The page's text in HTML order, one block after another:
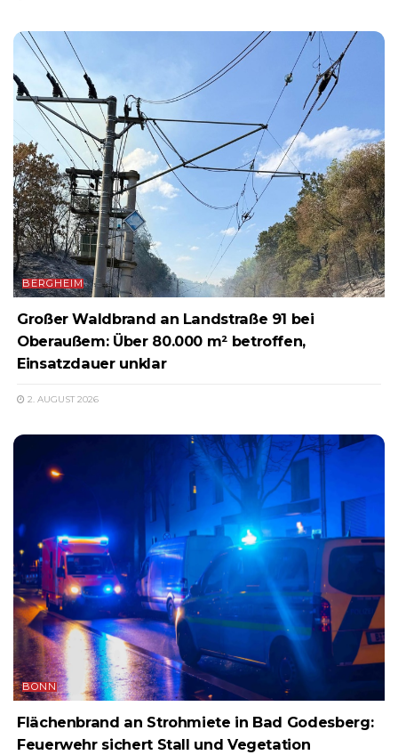
BERGHEIM
Großer Waldbrand an Landstraße 91 bei
Oberaußem: Über 80.000 m² betroffen,
Einsatzdauer unklar
2. AUGUST 2026
BONN
Flächenbrand an Strohmiete in Bad Godesberg:
Feuerwehr sichert Stall und Vegetation